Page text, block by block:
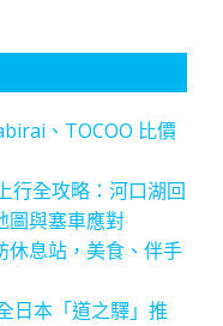
、TOCOO 比價
行全攻略：河口湖回
圖與塞車應對
休息站，美食、伴手
日本「道之驛」推